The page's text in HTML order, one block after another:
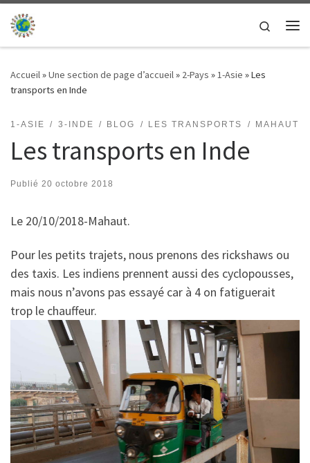
Passer au contenu
Search
Accueil»Une section de page d’accueil» 2-Pays »1-Asie »Les
transports en Inde
1-ASIE 3-INDE BLOG LES TRANSPORTS MAHAUT
Les transports en Inde
Publié 20 octobre 2018
Le 20/10/2018-Mahaut.
Pour les petits trajets, nous prenons des rickshaws ou
des taxis. Les indiens prennent aussi des cyclopousses,
mais nous n’avons pas essayé car à 4 on fatiguerait
trop le chauffeur.